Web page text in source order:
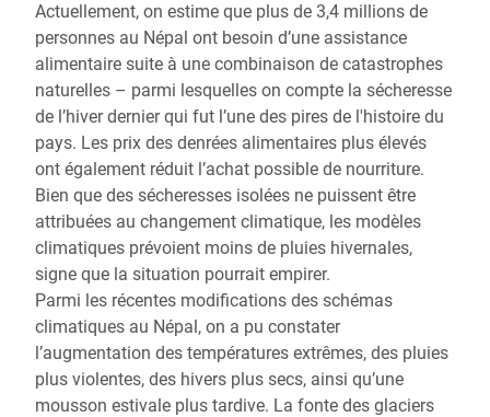
Actuellement, on estime que plus de 3,4 millions de
personnes au Népal ont besoin d’une assistance
alimentaire suite à une combinaison de catastrophes
naturelles – parmi lesquelles on compte la sécheresse
de l’hiver dernier qui fut l’une des pires de l'histoire du
pays. Les prix des denrées alimentaires plus élevés
ont également réduit l’achat possible de nourriture.
Bien que des sécheresses isolées ne puissent être
attribuées au changement climatique, les modèles
climatiques prévoient moins de pluies hivernales,
signe que la situation pourrait empirer.
Parmi les récentes modifications des schémas
climatiques au Népal, on a pu constater
l’augmentation des températures extrêmes, des pluies
plus violentes, des hivers plus secs, ainsi qu’une
mousson estivale plus tardive. La fonte des glaciers